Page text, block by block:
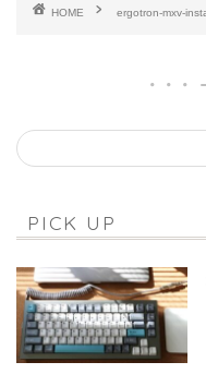
HOME ergotron-mxv-
PICK UP